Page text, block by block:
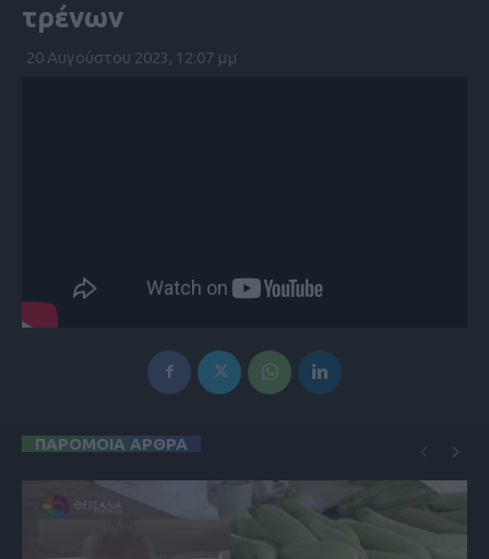
τρένων
20 Αυγούστου 2023, 12:07 μμ
ΠΑΡΟΜΟΙΑ ΑΡΘΡΑ